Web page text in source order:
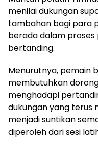
menilai dukungan
tambahan bagi para
berada dalam
bertanding.
Menurutnya, pemain
membutuhkan
menghadapi
dukungan yang terus
menjadi suntikan
diperoleh dari sesi